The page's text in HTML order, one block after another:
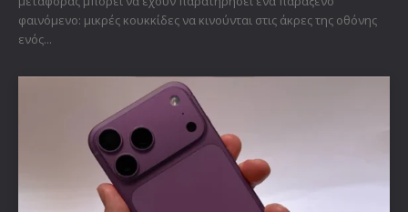
φαινόμενο: μικρές κουκκίδες να κινούνται στις άκρες της οθόνης
ενός...